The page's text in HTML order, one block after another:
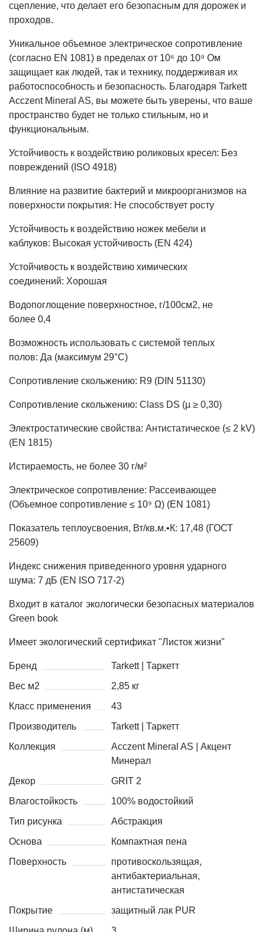
сцепление, что делает его безопасным для дорожек и
проходов.
Уникальное объемное электрическое сопротивление
(согласно EN 1081) в пределах от 10⁶ до 10⁹ Ом
защищает как людей, так и технику, поддерживая их
работоспособность и безопасность. Благодаря Tarkett
Acczent Mineral AS, вы можете быть уверены, что ваше
пространство будет не только стильным, но и
функциональным.
Устойчивость к воздействию роликовых кресел: Без
повреждений (ISO 4918)
Влияние на развитие бактерий и микроорганизмов на
поверхности покрытия: Не способствует росту
Устойчивость к воздействию ножек мебели и
каблуков: Высокая устойчивость (EN 424)
Устойчивость к воздействию химических
соединений: Хорошая
Водопоглощение поверхностное, г/100см2, не
более 0,4
Возможность использовать с системой теплых
полов: Да (максимум 29°C)
Сопротивление скольжению: R9 (DIN 51130)
Сопротивление скольжению: Class DS (µ ≥ 0,30)
Электростатические свойства: Антистатическое (≤ 2 kV)
(EN 1815)
Истираемость, не более 30 г/м²
Электрическое сопротивление: Рассеивающее
(Объемное сопротивление ≤ 10⁹ Ω) (EN 1081)
Показатель теплоусвоения, Вт/кв.м.•К: 17,48 (ГОСТ
25609)
Индекс снижения приведенного уровня ударного
шума: 7 дБ (EN ISO 717-2)
Входит в каталог экологически безопасных материалов
Green book
Имеет экологический сертификат "Листок жизни"
Бренд
Tarkett | Таркетт
Вес м2
2,85 кг
Класс применения
43
Производитель
Tarkett | Таркетт
Коллекция
Acczent Mineral AS | Акцент
Минерал
Декор
GRIT 2
Влагостойкость
100% водостойкий
Тип рисунка
Абстракция
Основа
Компактная пена
Поверхность
противоскользящая,
антибактериальная,
антистатическая
Покрытие
защитный лак PUR